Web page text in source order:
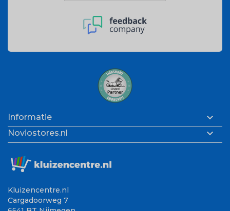
Informatie 
Noviostores.nl 
Kluizencentre.nl
Cargadoorweg 7